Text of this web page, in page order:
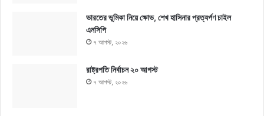
ভারতের ভূমিকা নিয়ে ক্ষোভ, শেখ হাসিনার প্রত্যর্পণ চাইল
এনসিপি
৭ আগস্ট, ২০২৬
রাষ্ট্রপতি নির্বাচন ২০ আগস্ট
৭ আগস্ট, ২০২৬